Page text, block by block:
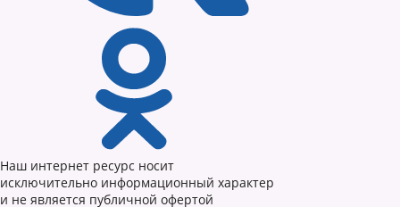
Наш интернет ресурс носит
исключительно информационный характер
и не является публичной офертой